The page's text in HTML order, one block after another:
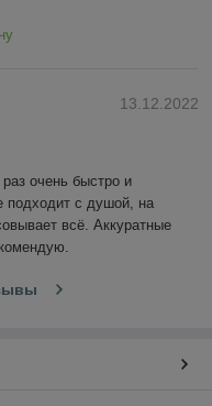
13.12.2022
очень быстро и
подходит с душой, на
всё. Аккуратные